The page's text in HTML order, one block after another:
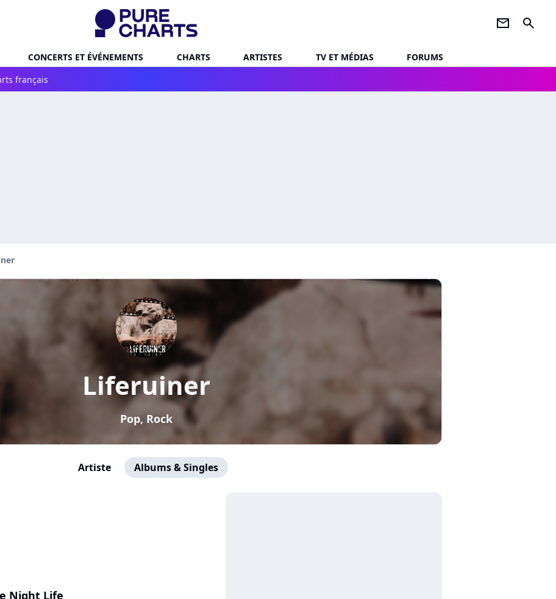
newsletter search
CONCERTS ET ÉVÉNEMENTS CHARTS ARTISTES TV ET MÉDIAS
FORUMS
français
Liferuiner
Pop, Rock
Artiste Albums & Singles
Night Life